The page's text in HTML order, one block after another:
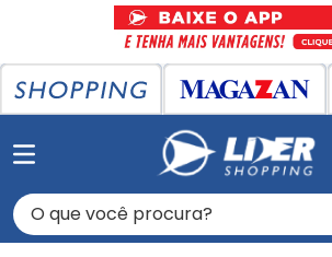
O que você procura?